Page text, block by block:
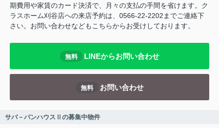
期費用や家賃のカード決済で、月々の支払の手間を省けます。ク
ラスホーム刈谷店への来店予約は、0566-22-2202までご連絡下
さい。お問い合わせなどもこちらからお受けしております。
無料 LINEからお問い合わせ
無料 お問い合わせ
サバ－バンハウスⅡの募集中物件